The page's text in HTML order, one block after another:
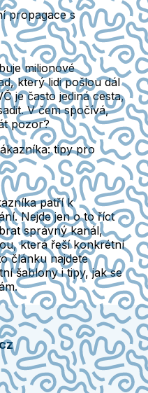
propagace s
milionové
který lidi pošlou dál
je často jediná cesta,
V čem spočívá,
pozor?
tipy pro
patří k
Nejde jen o to říct
správný kanál,
která řeší konkrétní
článku najdete
šablony i tipy, jak se